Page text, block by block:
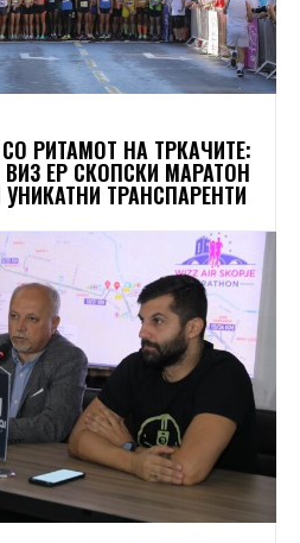
РИТАМОТ НА ТРКАЧИТЕ:
ЕР СКОПСКИ МАРАТОН
ТРАНСПАРЕНТИ